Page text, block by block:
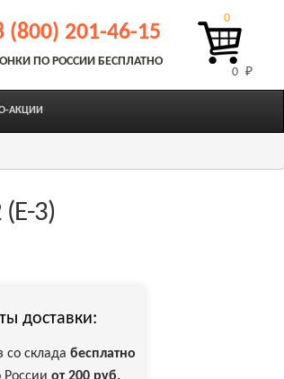
(800) 201-46-15
ПО РОССИИ БЕСПЛАТНО
0 ₽
0
АКЦИИ
3)
доставки:
со складабесплатно